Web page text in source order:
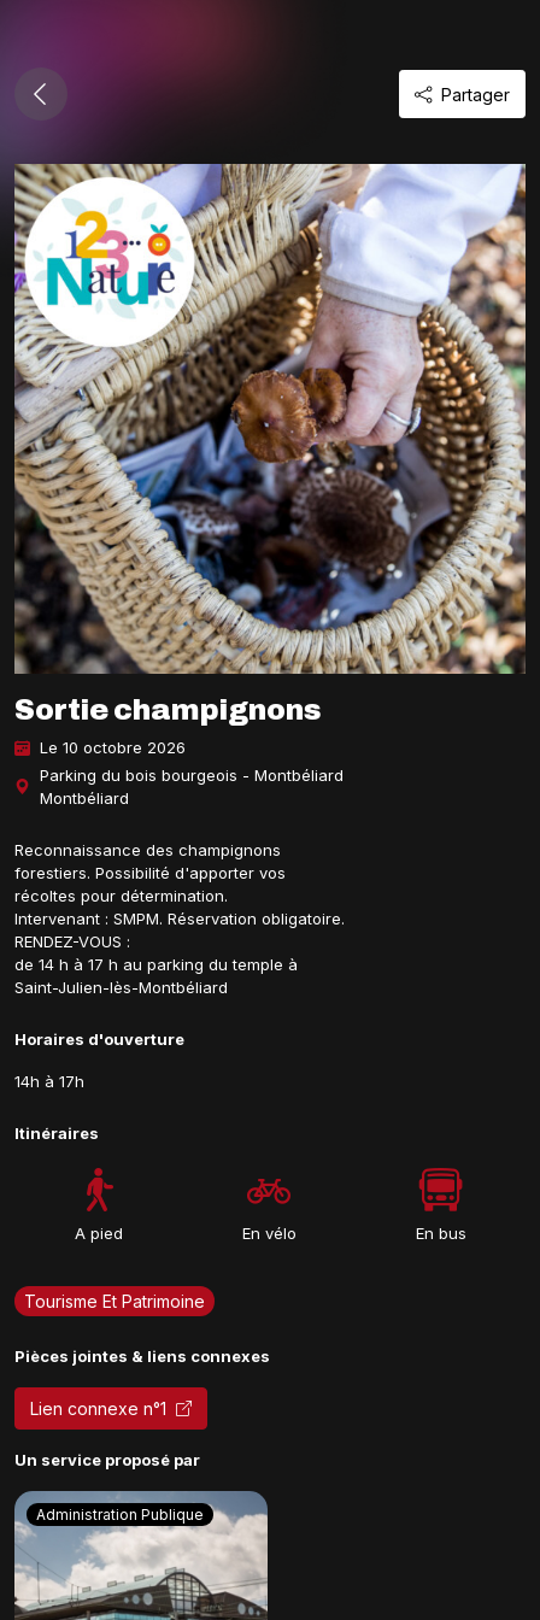
Partager
Sortie champignons
Le 10 octobre 2026
Parking du bois bourgeois - Montbéliard
Montbéliard
Reconnaissance des champignons
forestiers. Possibilité d'apporter vos
récoltes pour détermination.
Intervenant : SMPM. Réservation obligatoire.
RENDEZ-VOUS :
de 14 h à 17 h au parking du temple à
Saint-Julien-lès-Montbéliard
Horaires d'ouverture
14h à 17h
Itinéraires
A pied En vélo En bus
Tourisme Et Patrimoine
Pièces jointes & liens connexes
Lien connexe n°1
Un service proposé par
Administration Publique